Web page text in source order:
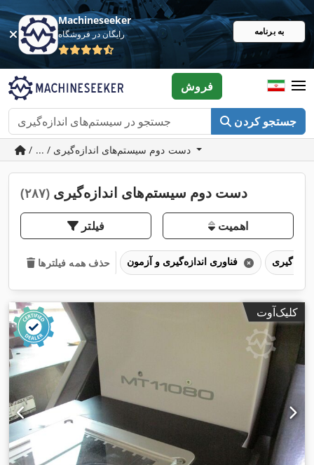
Machineseeker
رایگان در فروشگاه به برنامه
جستجو کردن
فروش
دست دوم سیستم‌های اندازه‌گیری (۲۸۷)
فیلتر اهمیت
حذف همه فیلترها
کلیک‌آوت